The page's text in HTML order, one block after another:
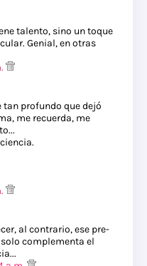
talento, sino un toque
Genial, en otras
tan profundo que dejó
me recuerda, me
al contrario, ese pre-
complementa el